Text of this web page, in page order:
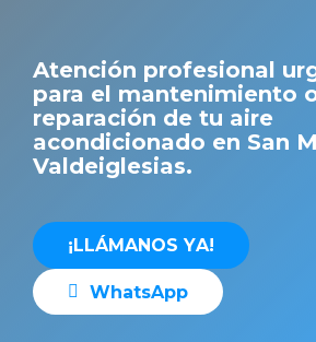
Atención profesional
para el mantenimiento
reparación de tu aire
acondicionado en San
Valdeiglesias.
¡LLÁMANOS YA!
WhatsApp